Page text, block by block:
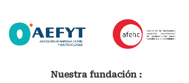
Nuestra fundación :